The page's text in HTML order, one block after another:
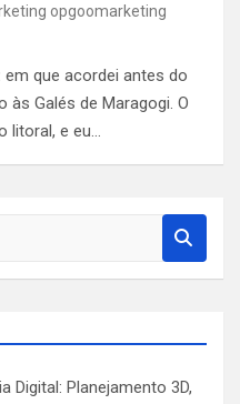
opgoomarketing
que acordei antes do
Galés de Maragogi. O
litoral, e eu…
Digital: Planejamento 3D,